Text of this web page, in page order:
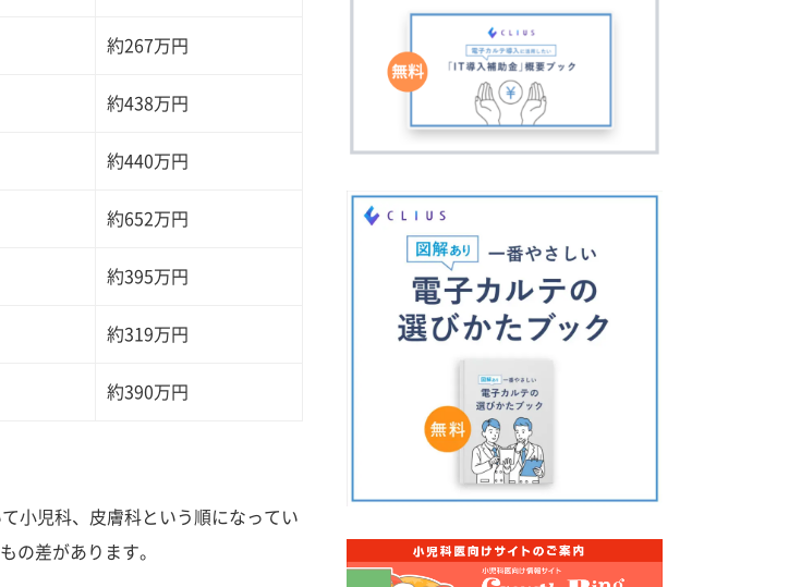
約267万円
約438万円
約440万円
約652万円
約395万円
約319万円
約390万円
小児科、皮膚科という順になってい
の差があります。